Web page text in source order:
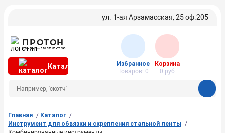
ул. 1-ая Арзамасская, 25 оф.205
ПРОТОН
Упаковка — это элементарно
Каталог
Избранное
Товаров: 0
Корзина
0 руб
Главная
Каталог
Инструмент для обвязки и скрепления стальной ленты